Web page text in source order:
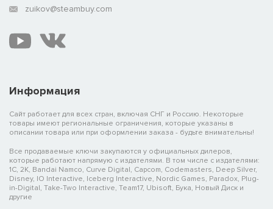
Информация
Сайт работает для всех стран, включая СНГ и Россию. Некоторые
товары имеют региональные ограничения, которые указаны в
описании товара или при оформлении заказа - будьте внимательны!
Все продаваемые ключи закупаются у официальных дилеров,
которые работают напрямую с издателями. В том числе с издателями:
1C, 2K, Bandai Namco, Curve Digital, Capcom, Codemasters, Deep Silver,
Disney, IO Interactive, Iceberg Interactive, Nordic Games, Paradox, Plug-
in-Digital, Take-Two Interactive, Team17, Ubisoft, Бука, Новый Диск и
другие
zuikov@steambuy.com